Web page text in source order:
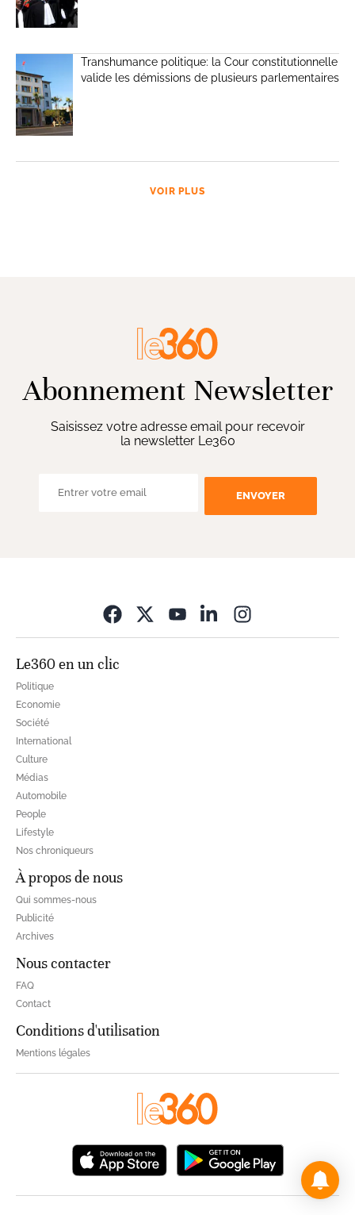
Transhumance politique: la Cour constitutionnelle
valide les démissions de plusieurs parlementaires
VOIR PLUS
Abonnement Newsletter
Saisissez votre adresse email pour recevoir
la newsletter Le360
ENVOYER
Le360 en un clic
Politique
Economie
Société
International
Culture
Médias
Automobile
People
Lifestyle
Nos chroniqueurs
À propos de nous
Qui sommes-nous
Publicité
Archives
Nous contacter
FAQ
Contact
Conditions d'utilisation
Mentions légales